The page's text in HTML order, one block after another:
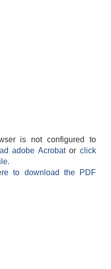
is not configured to
adobe Acrobatorclick
to download the PDF